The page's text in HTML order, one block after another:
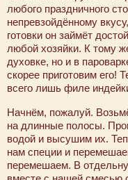
любого праздничного
непревзойдённому
готовки он займёт
любой хозяйки. К тому
духовке, но и в
скорее приготовим его!
всего лишь филе
Начнём, пожалуй.
на длинные полосы.
водой и высушим их.
нам специи и
перемешаем. В